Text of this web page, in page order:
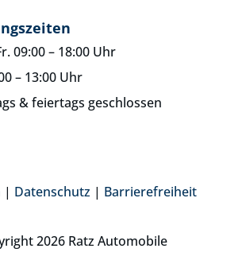
09:00 – 18:00 Uhr
– 13:00 Uhr
& feiertags geschlossen
| Datenschutz | Barrierefreiheit
2026 Ratz Automobile